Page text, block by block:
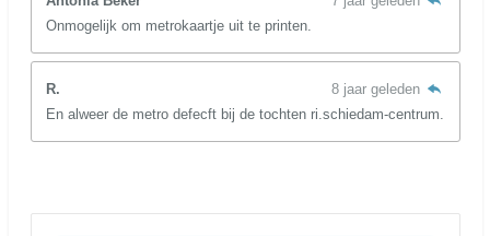
Onmogelijk om metrokaartje uit te printen.
R.
8 jaar geleden
En alweer de metro defecft bij de tochten ri.schiedam-centrum.